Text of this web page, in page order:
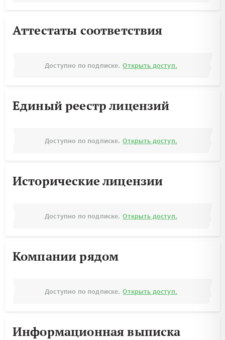
Аттестаты соответствия
Доступно по подписке. Открыть доступ.
Единый реестр лицензий
Доступно по подписке. Открыть доступ.
Исторические лицензии
Доступно по подписке. Открыть доступ.
Компании рядом
Доступно по подписке. Открыть доступ.
Информационная выписка